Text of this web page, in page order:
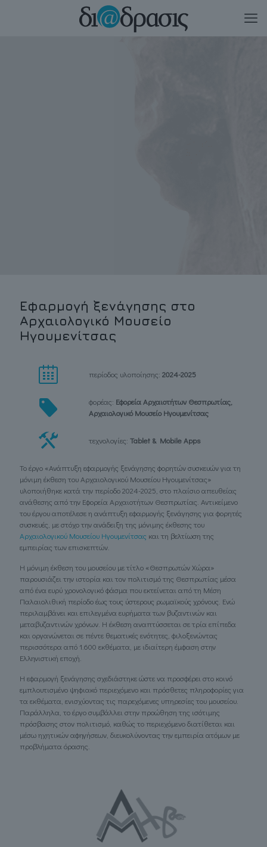
Εφαρμογή ξενάγησης στο
Αρχαιολογικό Μουσείο
Ηγουμενίτσας
περίοδος υλοποίησης: 2024-2025
φορέας: Εφορεία Αρχαιοτήτων Θεσπρωτίας,
Αρχαιολογικό Μουσείο Ηγουμενίτσας
τεχνολογίες: Tablet & Mobile Apps
Το έργο «Ανάπτυξη εφαρμογής ξενάγησης φορητών συσκευών για τη
μόνιμη έκθεση του Αρχαιολογικού Μουσείου Ηγουμενίτσας»
υλοποιήθηκε κατά την περίοδο 2024-2025, στο πλαίσιο απευθείας
ανάθεσης από την Εφορεία Αρχαιοτήτων Θεσπρωτίας. Αντικείμενο
του έργου αποτέλεσε η ανάπτυξη εφαρμογής ξενάγησης για φορητές
συσκευές, με στόχο την ανάδειξη της μόνιμης έκθεσης του
Αρχαιολογικού Μουσείου Ηγουμενίτσας και τη βελτίωση της
εμπειρίας των επισκεπτών.
Η μόνιμη έκθεση του μουσείου με τίτλο «Θεσπρωτών Χώρα»
παρουσιάζει την ιστορία και τον πολιτισμό της Θεσπρωτίας μέσα
από ένα ευρύ χρονολογικό φάσμα που εκτείνεται από τη Μέση
Παλαιολιθική περίοδο έως τους ύστερους ρωμαϊκούς χρόνους. Ενώ
περιλαμβάνει και επιλεγμένα ευρήματα των βυζαντινών και
μεταβυζαντινών χρόνων. Η έκθεση αναπτύσσεται σε τρία επίπεδα
και οργανώνεται σε πέντε θεματικές ενότητες, φιλοξενώντας
περισσότερα από 1.600 εκθέματα, με ιδιαίτερη έμφαση στην
Ελληνιστική εποχή.
Η εφαρμογή ξενάγησης σχεδιάστηκε ώστε να προσφέρει στο κοινό
εμπλουτισμένο ψηφιακό περιεχόμενο και πρόσθετες πληροφορίες για
τα εκθέματα, ενισχύοντας τις παρεχόμενες υπηρεσίες του μουσείου.
Παράλληλα, το έργο συμβάλλει στην προώθηση της ισότιμης
πρόσβασης στον πολιτισμό, καθώς το περιεχόμενο διατίθεται και
μέσω ηχητικών αφηγήσεων, διευκολύνοντας την εμπειρία ατόμων με
προβλήματα όρασης.